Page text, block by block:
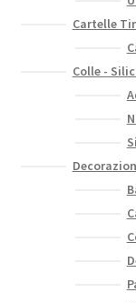
Cartelle
Colle -